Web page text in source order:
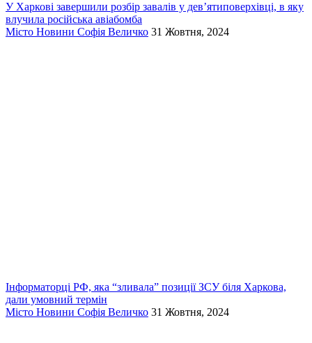
У Харкові завершили розбір завалів у дев’ятиповерхівці, в яку
влучила російська авіабомба
Місто Новини Софія Величко 31 Жовтня, 2024
Інформаторці РФ, яка “зливала” позиції ЗСУ біля Харкова,
дали умовний термін
Місто Новини Софія Величко 31 Жовтня, 2024